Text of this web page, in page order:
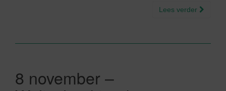
Lees verder
8 november –